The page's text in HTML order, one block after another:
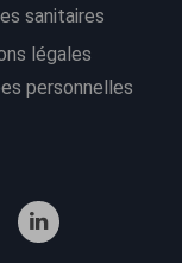
sanitaires
légales
personnelles